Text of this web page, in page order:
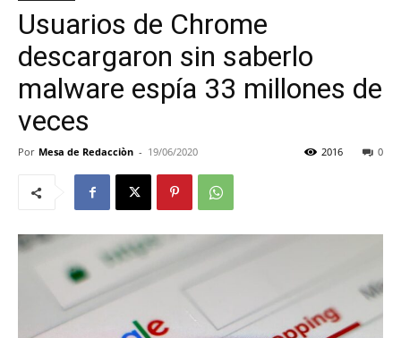
Usuarios de Chrome
descargaron sin saberlo
malware espía 33 millones de
veces
Por Mesa de Redacciòn - 19/06/2020 0
2016